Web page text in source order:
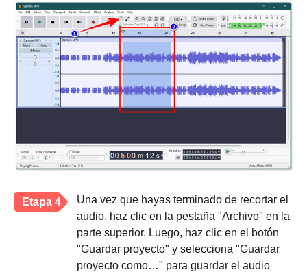
Etapa 4
Una vez que hayas terminado de recortar el
audio, haz clic en la pestaña "Archivo" en la
parte superior. Luego, haz clic en el botón
"Guardar proyecto" y selecciona "Guardar
proyecto como…" para guardar el audio